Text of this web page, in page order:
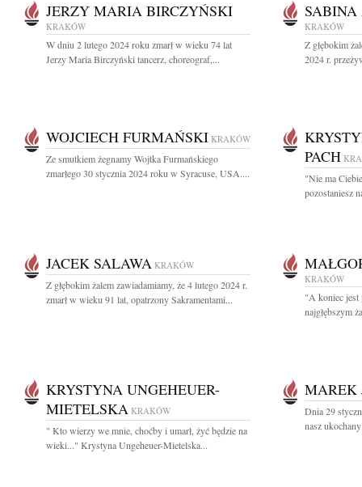
JERZY MARIA BIRCZYŃSKI
KRAKÓW
W dniu 2 lutego 2024 roku zmarł w wieku 74 lat
Jerzy Maria Birczyński tancerz, choreograf,...
KRAKÓW
Z głębokim
2024 r.
WOJCIECH FURMAŃSKI KRAKÓW
Ze smutkiem żegnamy Wojtka Furmańskiego
zmarłego 30 stycznia 2024 roku w Syracuse, USA....
PACH
"Nie ma
pozostaniesz
JACEK SALAWA KRAKÓW
Z głębokim żalem zawiadamiamy, że 4 lutego 2024 r.
zmarł w wieku 91 lat, opatrzony Sakramentami...
KRAKÓW
"A koniec jest
najgłębszym
KRYSTYNA UNGEHEUER-
MIETELSKA KRAKÓW
" Kto wierzy we mnie, choćby i umarł, żyć będzie na
wieki..." Krystyna Ungeheuer-Mietelska...
MAREK
Dnia 29
nasz